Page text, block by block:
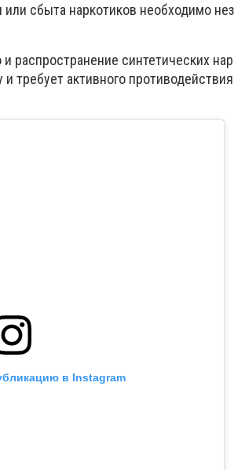
или сбыта наркотиков необходимо
распространение синтетических
требует активного
в Instagram